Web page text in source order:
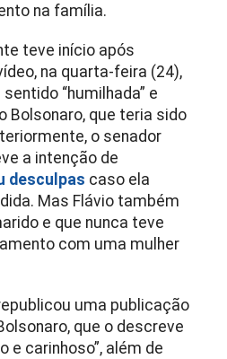
na família.
teve início após
na quarta-feira (24),
“humilhada” e
Bolsonaro, que teria sido
o senador
a intenção de
desculpas caso ela
Mas Flávio também
e que nunca teve
com uma mulher
uma publicação
que o descreve
e carinhoso”, além de